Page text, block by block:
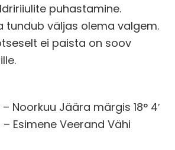
puhastamine.
tundub väljas olema valgem.
ei paista on soov
– Noorkuu Jäära märgis 18° 4′
– Esimene Veerand Vähi